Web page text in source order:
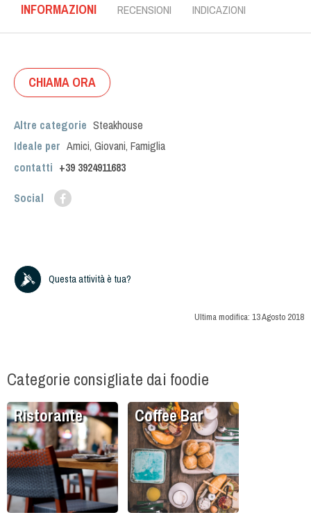
INFORMAZIONI RECENSIONI INDICAZIONI
CHIAMA ORA
Altre categorie Steakhouse
Ideale per Amici, Giovani, Famiglia
contatti +39 3924911683
Social
Questa attività è tua?
Ultima modifica: 13 Agosto 2018
Categorie consigliate dai foodie
Ristorante Coffee Bar